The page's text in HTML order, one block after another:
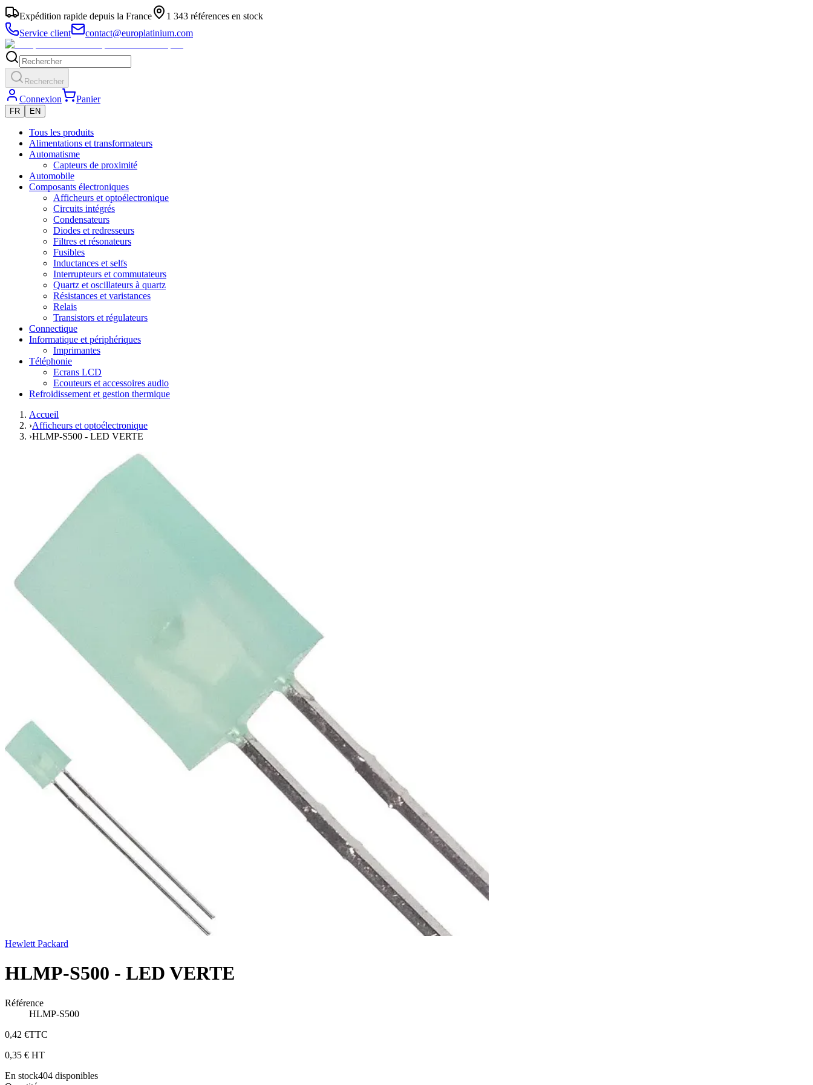
Expédition rapide depuis la France
1 343 références en stock
Service client
contact@europlatinium.com
Rechercher
Connexion Panier
FR EN
Tous les produits
Alimentations et transformateurs
Automatisme
Capteurs de proximité
Automobile
Composants électroniques
Afficheurs et optoélectronique
Circuits intégrés
Condensateurs
Diodes et redresseurs
Filtres et résonateurs
Fusibles
Inductances et selfs
Interrupteurs et commutateurs
Quartz et oscillateurs à quartz
Résistances et varistances
Relais
Transistors et régulateurs
Connectique
Informatique et périphériques
Imprimantes
Téléphonie
Ecrans LCD
Ecouteurs et accessoires audio
Refroidissement et gestion thermique
Accueil
›Afficheurs et optoélectronique
›HLMP-S500 - LED VERTE
Hewlett Packard
HLMP-S500 - LED VERTE
Référence
HLMP-S500
0,42 €TTC
0,35 € HT
En stock404 disponibles